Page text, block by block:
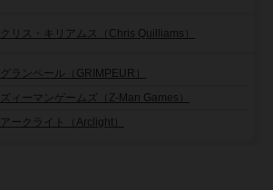
クリス・キリアムス（Chris Quilliams）
グランペール（GRIMPEUR）
ズィーマンゲームズ（Z-Man Games）
アークライト（Arclight）